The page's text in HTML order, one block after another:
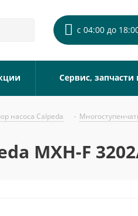
с 04:00 до
Сервис, запчасти
насоса Calpeda -
MXH-F